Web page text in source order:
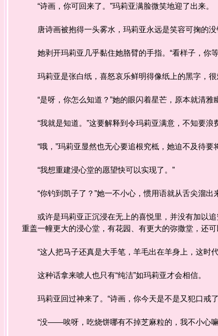
“诗画，你可回来了。”玛莉亚满脸微笑地迎了出来。
唐诗画被抱得一头雾水，玛莉亚永远是笑容可掬的没
她剥开玛莉亚几乎黏住她胳臂的手指。“看样子，你
玛莉亚是张白纸，喜怒哀乐鲜明得像纸上的黑字，很
“是呀，你怎么知道？”她的眼闪着星芒，原本就清雅
“我就是知道。”这要解释到令玛莉亚满意，不知要浪
“哦，”玛莉亚显然也无心要追根究柢，她迫不及待要
“我想重建浸心堂的愿望快可以实现了。”
“你钓到凯子了？”她一不小心，惯用语就从舌尖溜出
或许是玛莉亚正沉浸在无上的喜悦里，并没有加以追
重盖一幢更大的浸心堂，有花园、有更大的弥撒堂，还
“这人把马子还真是大手笔，羊毛出在羊身上，这时
这种话拿来唬人也只有“纯洁”如玛莉亚才会相信。
玛莉亚回过神来了。“诗画，你今天是不是又犯口戒
“没——唉呀，吃烧饼哪有不掉芝麻粒的，我不小心嘛